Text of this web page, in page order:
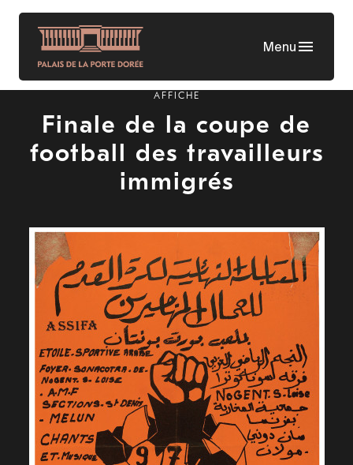
Aller
contenu
principal
Menu
AFFICHE
Finale de la coupe de
football des travailleurs
immigrés